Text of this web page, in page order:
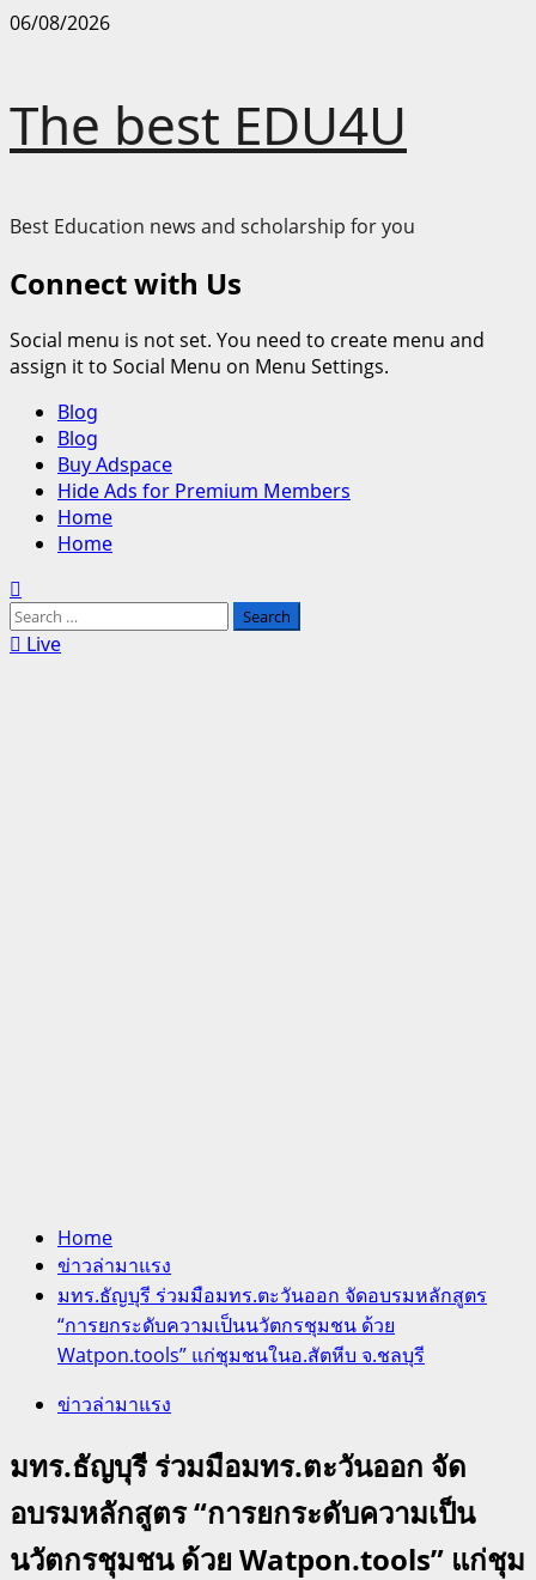
Skip
06/08/2026
The best EDU4U
Best Education news and scholarship for you
Connect with Us
Social menu is not set. You need to create menu and
assign it to Social Menu on Menu Settings.
Primary
Menu
Blog
Blog
Buy Adspace
Hide Ads for Premium Members
Home
Home
Search
for:Live
Home
ข่าวล่ามาแรง
มทร.ธัญบุรี ร่วมมือมทร.ตะวันออก จัดอบรมหลักสูตร
“การยกระดับความเป็นนวัตกรชุมชน ด้วย
Watpon.tools” แก่ชุมชนในอ.สัตหีบ จ.ชลบุรี
ข่าวล่ามาแรง
มทร.ธัญบุรี ร่วมมือมทร.ตะวันออก จัด
อบรมหลักสูตร “การยกระดับความเป็น
นวัตกรชุมชน ด้วย Watpon.tools” แก่ชุม